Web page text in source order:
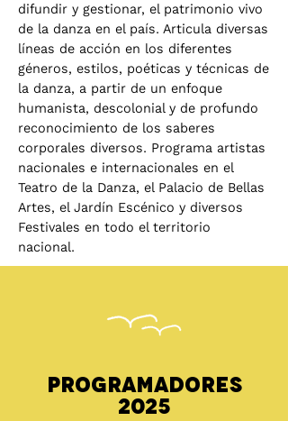
difundir y gestionar, el patrimonio vivo
de la danza en el país. Articula diversas
líneas de acción en los diferentes
géneros, estilos, poéticas y técnicas de
la danza, a partir de un enfoque
humanista, descolonial y de profundo
reconocimiento de los saberes
corporales diversos. Programa artistas
nacionales e internacionales en el
Teatro de la Danza, el Palacio de Bellas
Artes, el Jardín Escénico y diversos
Festivales en todo el territorio
nacional.
Programadores
2025